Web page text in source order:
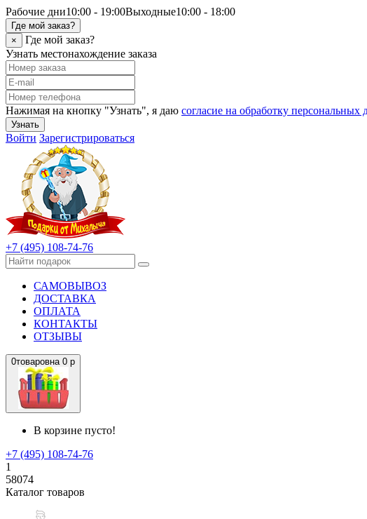
Рабочие дни10:00 - 19:00Выходные10:00 - 18:00
Где мой заказ?
×
Где мой заказ?
Узнать местонахождение заказа
Нажимая на кнопку "Узнать", я даю согласие на обработку персональных
Узнать
Войти Зарегистрироваться
+7 (495) 108-74-76
САМОВЫВОЗ
ДОСТАВКА
ОПЛАТА
КОНТАКТЫ
ОТЗЫВЫ
0товаровна 0 р
В корзине пусто!
+7 (495) 108-74-76
1
58074
Каталог товаров